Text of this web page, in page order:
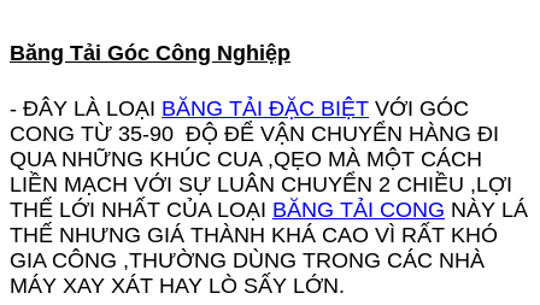
Băng Tải Góc Công Nghiệp
- ĐÂY LÀ LOẠI BĂNG TẢI ĐẶC BIỆT VỚI GÓC
CONG TỪ 35-90 ĐỘ ĐỂ VẬN CHUYỂN HÀNG ĐI
QUA NHỮNG KHÚC CUA ,QẸO MÀ MỘT CÁCH
LIỀN MẠCH VỚI SỰ LUÂN CHUYỂN 2 CHIỀU ,LỢI
THẾ LỚI NHẤT CỦA LOẠI BĂNG TẢI CONG NÀY LÁ
THẾ NHƯNG GIÁ THÀNH KHÁ CAO VÌ RẤT KHÓ
GIA CÔNG ,THƯỜNG DÙNG TRONG CÁC NHÀ
MÁY XAY XÁT HAY LÒ SẤY LỚN.